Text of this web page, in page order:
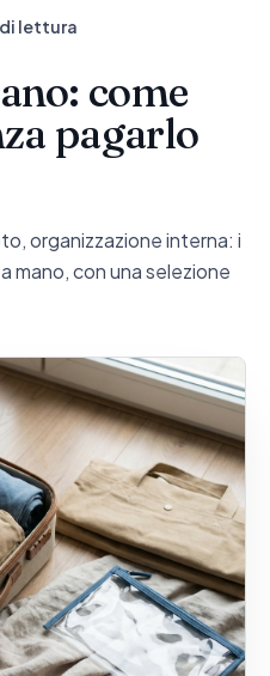
lettura
come
pagarlo
organizzazione interna: i
mano, con una selezione